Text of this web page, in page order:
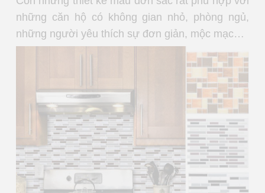
những căn hộ có không gian nhỏ, phòng ngủ,
những người yêu thích sự đơn giản, mộc mạc…